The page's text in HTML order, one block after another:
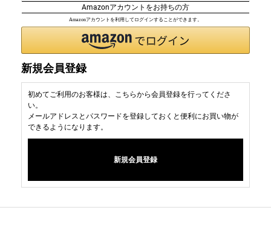
Amazonアカウントをお持ちの方
Amazonアカウントを利用してログインすることができます。
新規会員登録
初めてご利用のお客様は、こちらから会員登録を行ってくださ
い。
メールアドレスとパスワードを登録しておくと便利にお買い物が
できるようになります。